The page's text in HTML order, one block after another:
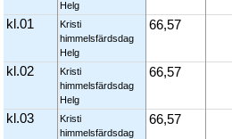
Helg
kl.01
Kristi
himmelsfärdsdag
Helg
66,57
kl.02
Kristi
himmelsfärdsdag
Helg
66,57
kl.03
Kristi
himmelsfärdsdag
66,57